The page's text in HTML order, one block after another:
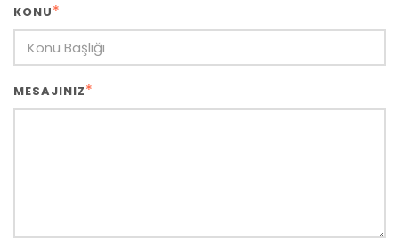
KONU*
MESAJINIZ*